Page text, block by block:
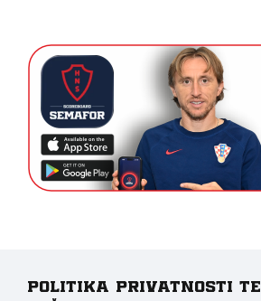
Politika privatnosti te